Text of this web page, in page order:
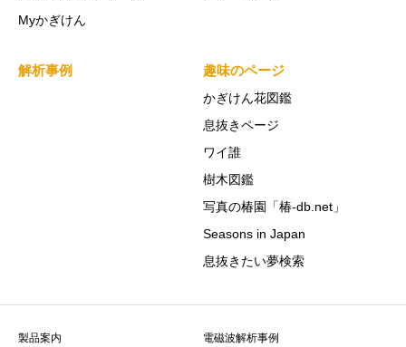
Myかぎけん
解析事例 趣味のページ
かぎけん花図鑑
息抜きページ
ワイ誰
樹木図鑑
写真の椿園「椿-db.net」
Seasons in Japan
息抜きたい夢検索
製品案内 電磁波解析事例